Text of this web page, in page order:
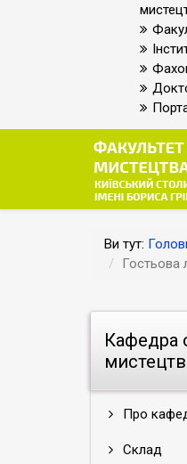
Ви тут:
Гостьова
Кафедра
Про
Склад